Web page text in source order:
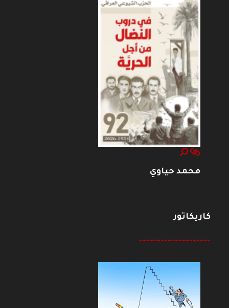
محمد حياوي
كاريكاتور
--------------------